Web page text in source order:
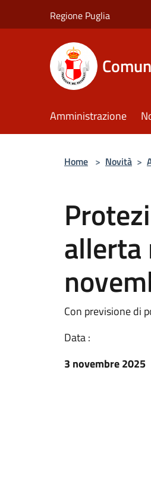
Regione Puglia
Amministrazione
Home > Novità >
allerta
Con previsione di
Data :
3 novembre 2025